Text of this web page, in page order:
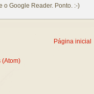
o Google Reader. Ponto. :-)
Página inicial
(Atom)